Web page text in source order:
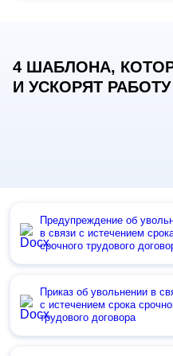
4 ШАБЛОНА,
И УСКОРЯТ
Предупреждение об
в связи с истечением
срочного трудового
Приказ об увольнении в
с истечением срока
трудового договора